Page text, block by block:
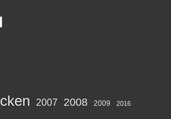
2007 2008 2009 2016